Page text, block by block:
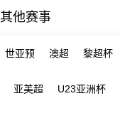
其他赛事
世亚预 澳超 黎超杯
亚美超 U23亚洲杯